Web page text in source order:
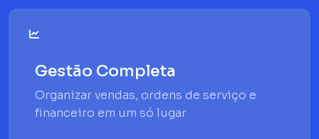
Gestão Completa
Organizar vendas, ordens de serviço e
financeiro em um só lugar